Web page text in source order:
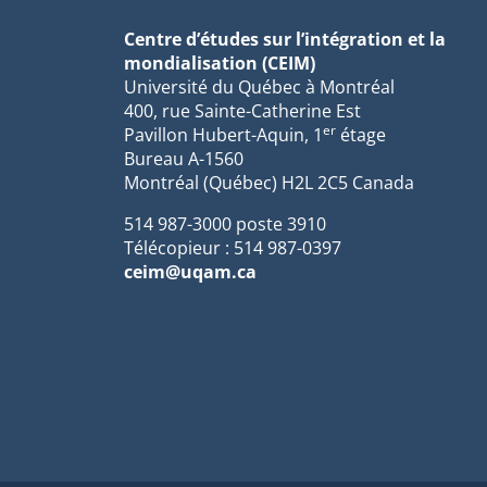
Centre d’études sur l’intégration et la
mondialisation (CEIM)
Université du Québec à Montréal
400, rue Sainte-Catherine Est
Pavillon Hubert-Aquin, 1er étage
Bureau A-1560
Montréal (Québec) H2L 2C5 Canada
514 987-3000 poste 3910
Télécopieur : 514 987-0397
ceim@uqam.ca